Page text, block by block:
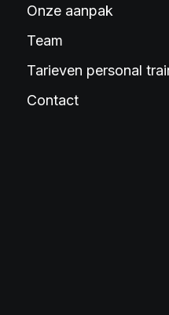
Onze aanpak
Team
Tarieven personal
Contact